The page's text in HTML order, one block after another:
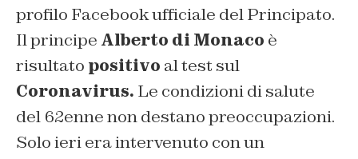
profilo Facebook ufficiale del Principato.
Il principe Alberto di Monaco è
risultato positivo al test sul
Coronavirus. Le condizioni di salute
del 62enne non destano preoccupazioni.
Solo ieri era intervenuto con un